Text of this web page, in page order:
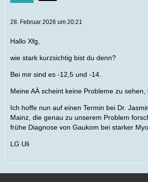
28. Februar 2026 um 20:21
Hallo Xfg,
wie stark kurzsichtig bist du denn?
Bei mir sind es -12,5 und -14.
Meine AÄ scheint keine Probleme zu sehen,
Ich hoffe nun auf einen Termin bei Dr.
Mainz, die genau zu unserem Problem
frühe Diagnose von Gaukom bei starker
LG Uli